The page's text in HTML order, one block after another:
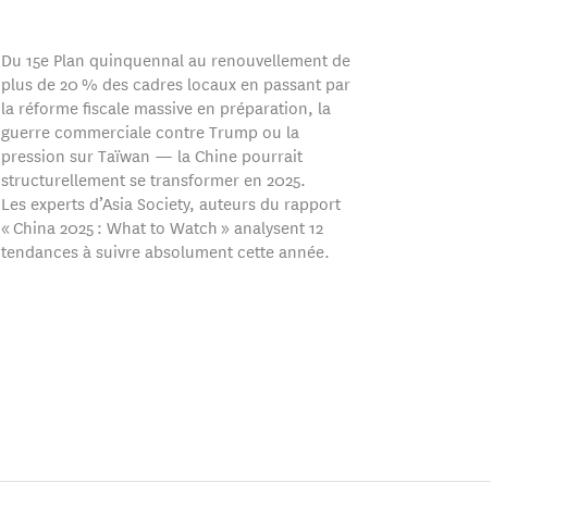
Du 15e Plan quinquennal au renouvellement de
plus de 20 % des cadres locaux en passant par
la réforme fiscale massive en préparation, la
guerre commerciale contre Trump ou la
pression sur Taïwan — la Chine pourrait
structurellement se transformer en 2025.
Les experts d’Asia Society, auteurs du rapport
« China 2025 : What to Watch » analysent 12
tendances à suivre absolument cette année.